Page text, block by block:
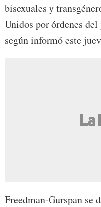
bisexuales y
Unidos por órdenes
según informó este
Freedman-Gurspan se